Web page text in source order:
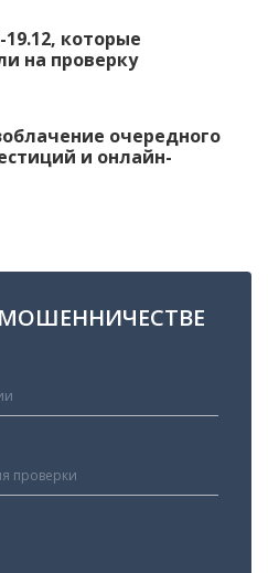
которые
на проверку
очередного
и онлайн-